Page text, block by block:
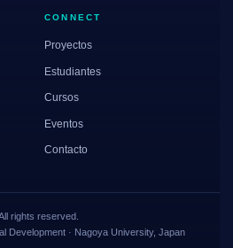
CONNECT
Proyectos
Estudiantes
Cursos
Eventos
Contacto
rights reserved.
Development · Nagoya University, Japan